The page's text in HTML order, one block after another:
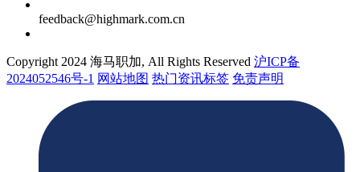
feedback@highmark.com.cn
Copyright 2024 海马职加, All Rights Reserved 沪ICP备
2024052546号-1 网站地图 热门资讯标签 免责声明